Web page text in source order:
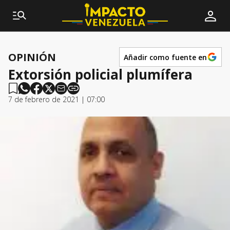
OPINIÓN Añadir como fuente en
Extorsión policial plumífera
7 de febrero de 2021 | 07:00